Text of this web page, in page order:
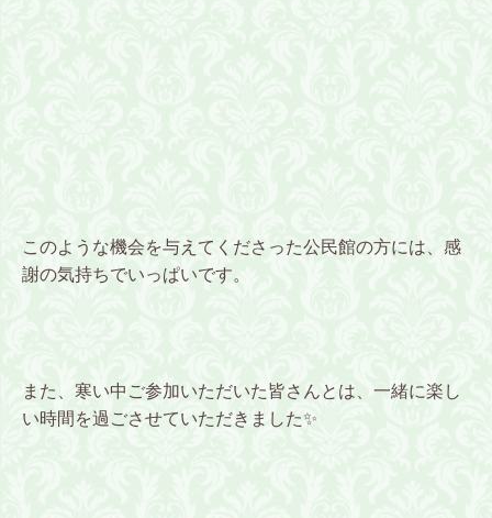
このような機会を与えてくださった公民館の方には、感
謝の気持ちでいっぱいです。
また、寒い中ご参加いただいた皆さんとは、一緒に楽し
い時間を過ごさせていただきました✨